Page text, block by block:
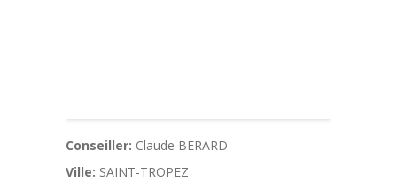
Conseiller: Claude BERARD
Ville: SAINT-TROPEZ